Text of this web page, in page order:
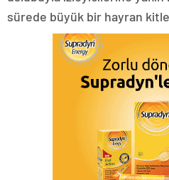
sürede büyük bir hayran